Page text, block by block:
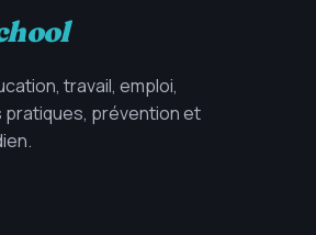
travail, emploi,
pratiques, prévention et